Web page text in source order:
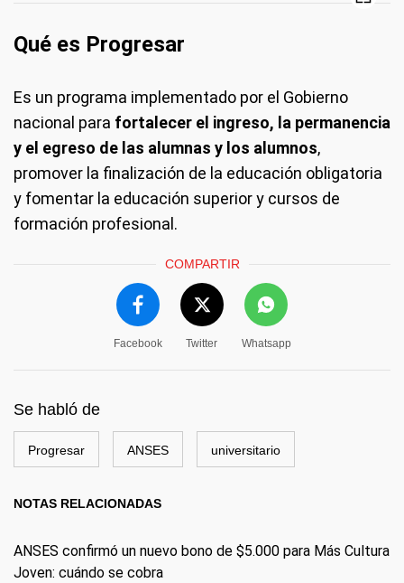
Qué es Progresar
Es un programa implementado por el Gobierno
nacional para fortalecer el ingreso, la permanencia
y el egreso de las alumnas y los alumnos,
promover la finalización de la educación obligatoria
y fomentar la educación superior y cursos de
formación profesional.
COMPARTIR
Facebook Twitter Whatsapp
Se habló de
Progresar ANSES universitario
NOTAS RELACIONADAS
ANSES confirmó un nuevo bono de $5.000 para Más Cultura
Joven: cuándo se cobra